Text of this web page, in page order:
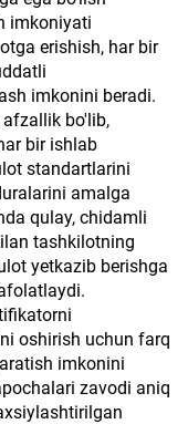
imkoniyati
erishish, har bir
imkonini beradi.
bo'lib,
bir ishlab
standartlarini
amalga
qulay, chidamli
tashkilotning
yetkazib berishga
oshirish uchun farq
imkonini
zavodi aniq